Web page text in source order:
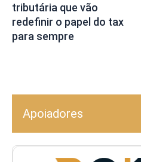
tributária que vão
redefinir o papel do tax
para sempre
Apoiadores